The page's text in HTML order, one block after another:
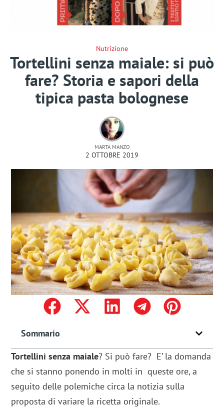
Nutrizione
Tortellini senza maiale: si può
fare? Storia e sapori della
tipica pasta bolognese
MARTA MANZO
2 OTTOBRE 2019
Sommario
Tortellini senza maiale? Si può fare? E’ la domanda
che si stanno ponendo in molti in queste ore, a
seguito delle polemiche circa la notizia sulla
proposta di variare la ricetta originale.